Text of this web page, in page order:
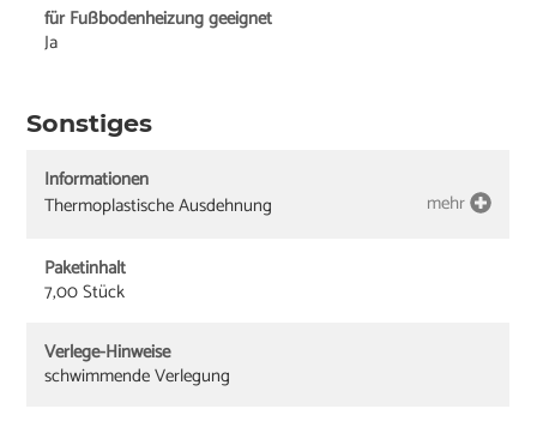
für Fußbodenheizung geeignet
Ja
Sonstiges
Informationen
Thermoplastische Ausdehnung
mehr
Paketinhalt
7,00 Stück
Verlege-Hinweise
schwimmende Verlegung